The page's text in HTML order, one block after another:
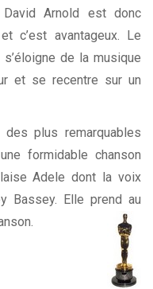
Arnold est donc
c’est avantageux. Le
de la musique
et se recentre sur un
plus remarquables
formidable chanson
Adele dont la voix
Bassey. Elle prend au